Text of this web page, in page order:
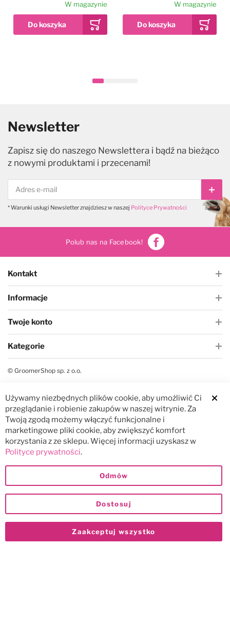
W magazynie
groomerskie, nadruk z
psami
W magazynie
Newsletter
Zapisz się do naszego Newslettera i bądź na bieżąco
z nowymi produktami i przecenami!
* Warunki usługi Newsletter znajdziesz w naszej Polityce Prywatności
Polub nas na Facebook!
Kontakt
Informacje
Twoje konto
Kategorie
© GroomerShop sp. z o.o.
Używamy niezbędnych plików cookie, aby umożliwić Ci
przeglądanie i robienie zakupów w naszej witrynie. Za
Twoją zgodą możemy włączyć funkcjonalne i
marketingowe pliki cookie, aby zwiększyć komfort
korzystania z ze sklepu. Więcej informacji uzyskasz w
Polityce prywatności.
Zaakceptuj wszystko
Dostosuj
Odmów